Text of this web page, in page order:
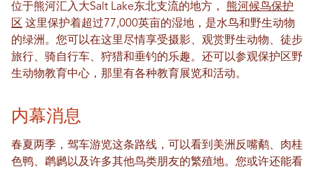
位于熊河汇入大Salt Lake东北支流的地方， 熊河候鸟保护
区 这里保护着超过77,000英亩的湿地，是水鸟和野生动物
的绿洲。您可以在这里尽情享受摄影、观赏野生动物、徒步
旅行、骑自行车、狩猎和垂钓的乐趣。还可以参观保护区野
生动物教育中心，那里有各种教育展览和活动。
内幕消息
春夏两季，驾车游览这条路线，可以看到美洲反嘴鹬、肉桂
色鸭、䴙䴘以及许多其他鸟类朋友的繁殖地。您或许还能看